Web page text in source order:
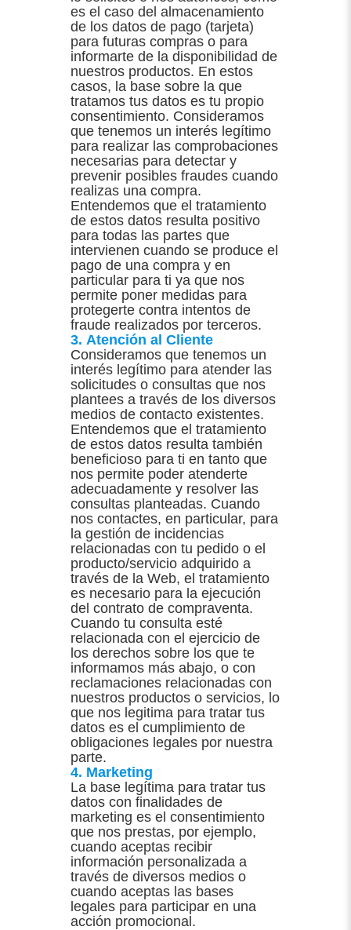
es el caso del almacenamiento
de los datos de pago (tarjeta)
para futuras compras o para
informarte de la disponibilidad de
nuestros productos. En estos
casos, la base sobre la que
tratamos tus datos es tu propio
consentimiento. Consideramos
que tenemos un interés legítimo
para realizar las comprobaciones
necesarias para detectar y
prevenir posibles fraudes cuando
realizas una compra.
Entendemos que el tratamiento
de estos datos resulta positivo
para todas las partes que
intervienen cuando se produce el
pago de una compra y en
particular para ti ya que nos
permite poner medidas para
protegerte contra intentos de
fraude realizados por terceros.
3. Atención al Cliente
Consideramos que tenemos un
interés legítimo para atender las
solicitudes o consultas que nos
plantees a través de los diversos
medios de contacto existentes.
Entendemos que el tratamiento
de estos datos resulta también
beneficioso para ti en tanto que
nos permite poder atenderte
adecuadamente y resolver las
consultas planteadas. Cuando
nos contactes, en particular, para
la gestión de incidencias
relacionadas con tu pedido o el
producto/servicio adquirido a
través de la Web, el tratamiento
es necesario para la ejecución
del contrato de compraventa.
Cuando tu consulta esté
relacionada con el ejercicio de
los derechos sobre los que te
informamos más abajo, o con
reclamaciones relacionadas con
nuestros productos o servicios, lo
que nos legitima para tratar tus
datos es el cumplimiento de
obligaciones legales por nuestra
parte.
4. Marketing
La base legítima para tratar tus
datos con finalidades de
marketing es el consentimiento
que nos prestas, por ejemplo,
cuando aceptas recibir
información personalizada a
través de diversos medios o
cuando aceptas las bases
legales para participar en una
acción promocional.